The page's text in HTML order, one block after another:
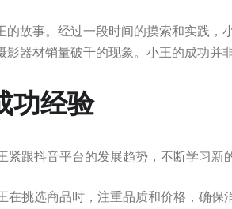
的故事。经过一段时间的摸索和实践，
影器材销量破千的现象。小王的成功并
功经验
紧跟抖音平台的发展趋势，不断学习新
在挑选商品时，注重品质和价格，确保